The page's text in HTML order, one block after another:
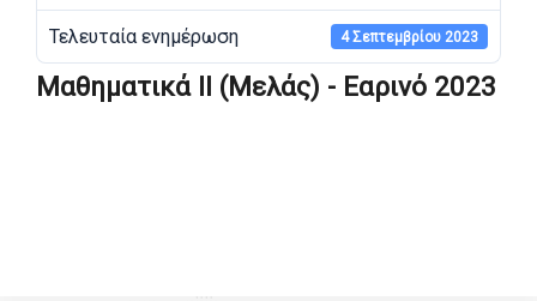
Τελευταία ενημέρωση 4 Σεπτεμβρίου 2023
Μαθηματικά II (Μελάς) - Εαρινό 2023